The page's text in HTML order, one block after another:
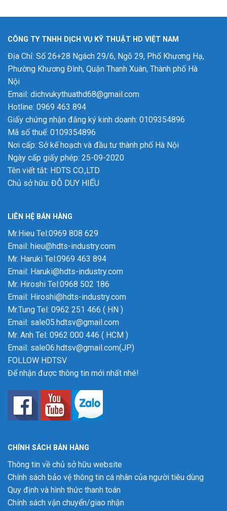
CÔNG TY TNHH DỊCH VỤ KỸ THUẬT HD VIỆT NAM
Địa Chỉ: Số 26+28 Ngách 29/6, Ngõ 29, Phố Khương Hạ,
Phường Khương Đình, Quận Thanh Xuân, Thành phố Hà
Nội
Email: dichvukythuathd68@gmail.com
Hotline: 0969 463 894
Giấy chứng nhận đăng ký kinh doanh: 0109354896
Mã số thuế: 0109354896
Nơi cấp: Sở kế hoạch và đầu tư thành phố Hà Nội
Ngày cấp giấy phép: 25-09-2020
Tên viết tắt: HDTS CO.,LTD
Chủ sở hữu: ĐỖ DUY HIẾU
LIÊN HỆ BÁN HÀNG
Mr.Hieu Tel:0969 808 629
Email: hieu@hdts-industry.com
Mr. Haruki Tel:0969 463 894
Email: Haruki@hdts-industry.com
Mr. Hiroshi Tel:0968 502 186
Email: Hiroshi@hdts-industry.com
Mr.Tung Tel: 0962 251 466 ( HN )
Email: sale05.hdtsv@gmail.com
Mr. Anh Tel: 0962 000 446 ( HCM )
Email: sale06.hdtsv@gmail.com(JP)
FOLLOW HDTSV
Để nhận được thông tin mới nhất nhé!
CHÍNH SÁCH BÁN HÀNG
Thông tin về chủ sở hữu website
Chính sách bảo vệ thông tin cá nhân của người tiêu dùng
Quy định và hình thức thanh toán
Chính sách vận chuyển/giao nhận